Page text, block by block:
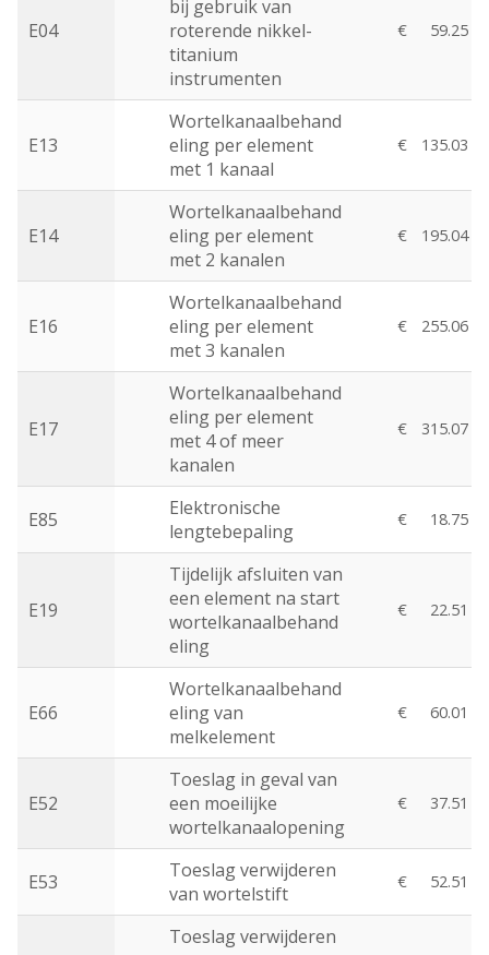
E04
bij gebruik van
roterende nikkel-
titanium
instrumenten
€ 59.25
E13
Wortelkanaalbehand
eling per element
met 1 kanaal
€ 135.03
E14
Wortelkanaalbehand
eling per element
met 2 kanalen
€ 195.04
E16
Wortelkanaalbehand
eling per element
met 3 kanalen
€ 255.06
E17
Wortelkanaalbehand
eling per element
met 4 of meer
kanalen
€ 315.07
E85
Elektronische
lengtebepaling
€ 18.75
E19
Tijdelijk afsluiten van
een element na start
wortelkanaalbehand
eling
€ 22.51
E66
Wortelkanaalbehand
eling van
melkelement
€ 60.01
E52
Toeslag in geval van
een moeilijke
wortelkanaalopening
€ 37.51
E53
Toeslag verwijderen
van wortelstift
€ 52.51
Toeslag verwijderen